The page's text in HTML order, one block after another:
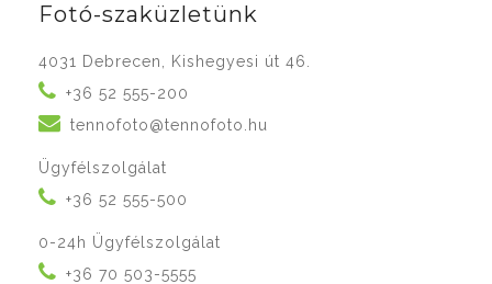
Fotó-szaküzletünk
4031 Debrecen, Kishegyesi út 46.
+36 52 555-200
tennofoto@tennofoto.hu
Ügyfélszolgálat
+36 52 555-500
0-24h Ügyfélszolgálat
+36 70 503-5555